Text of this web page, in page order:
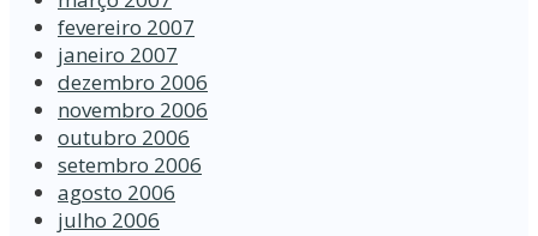
fevereiro 2007
janeiro 2007
dezembro 2006
novembro 2006
outubro 2006
setembro 2006
agosto 2006
julho 2006